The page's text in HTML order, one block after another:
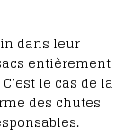
dans leur
entièrement
le cas de la
des chutes